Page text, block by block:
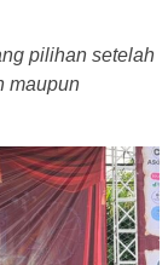
pilihan setelah
maupun